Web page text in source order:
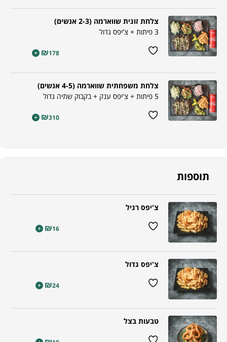
צלחת זוגית שווארמה (2-3 אנשים)
3 פיתות + צ'יפס גדול
₪178
+
צלחת משפחתית שווארמה (4-5 אנשים)
5 פיתות + צ'יפס ענק + בקבוק שתיה גדול
₪310
+
תוספות
צ'יפס רגיל
₪16
+
צ'יפס גדול
₪24
+
טבעות בצל